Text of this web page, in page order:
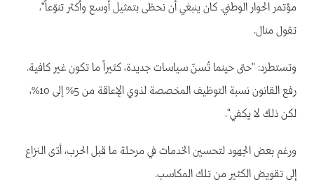
مؤتمر الحوار الوطني. كان ينبغي أن نحظى بتمثيل أوسع وأكثر تنوّعاً"،
تقول منال.
وتستطرد: "حتى حينما تُسنّ سياسات جديدة، كثيراً ما تكون غير كافية.
رفع القانون نسبة التوظيف المخصصة لذوي الإعاقة من 5% إلى 10%،
لكن ذلك لا يكفي".
ورغم بعض الجهود لتحسين الخدمات في مرحلة ما قبل الحرب، أدّى النزاع
إلى تقويض الكثير من تلك المكاسب.